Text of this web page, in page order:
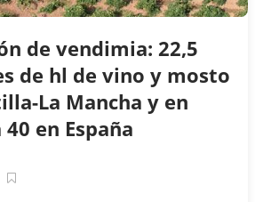
de vendimia: 22,5
de hl de vino y mosto
La Mancha y en
en España